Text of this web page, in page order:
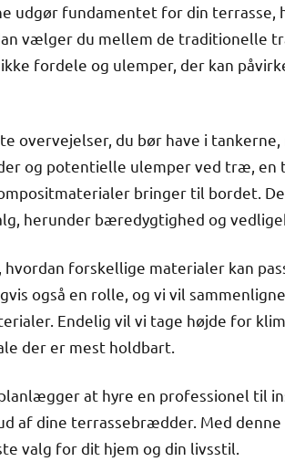
udgør fundamentet for din terrasse,
vælger du mellem de traditionelle
fordele og ulemper, der kan
overvejelser, du bør have i
og potentielle ulemper ved træ, en
bringer til bordet.
herunder bæredygtighed og
forskellige materialer kan
også en rolle, og vi vil
Endelig vil vi tage højde for
der er mest holdbart.
at hyre en professionel til
af dine terrassebrædder. Med
valg for dit hjem og din livsstil.